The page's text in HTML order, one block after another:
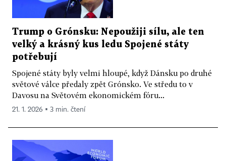
Trump o Grónsku: Nepoužiji sílu, ale ten
velký a krásný kus ledu Spojené státy
potřebují
Spojené státy byly velmi hloupé, když Dánsku po druhé
světové válce předaly zpět Grónsko. Ve středu to v
Davosu na Světovém ekonomickém fóru...
21. 1. 2026 ▪ 3 min. čtení